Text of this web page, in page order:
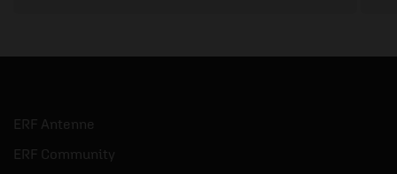
ERF Antenne
ERF Community